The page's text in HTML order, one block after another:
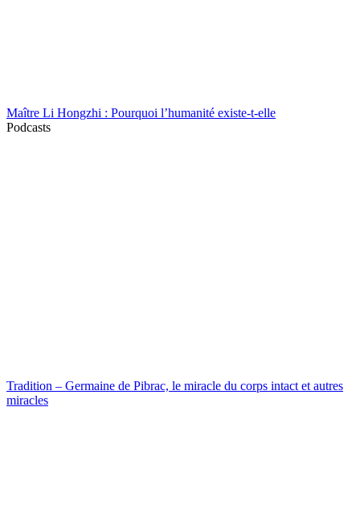
Maître Li Hongzhi : Pourquoi l’humanité existe-t-elle
Podcasts
Tradition – Germaine de Pibrac, le miracle du corps intact et autres
miracles